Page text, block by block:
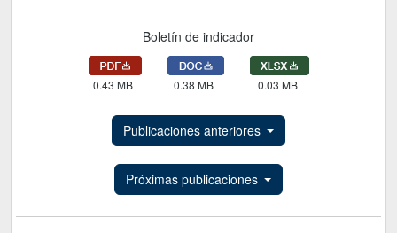
Boletín de indicador
0.43 MB 0.38 MB 0.03 MB
Publicaciones anteriores
Próximas publicaciones